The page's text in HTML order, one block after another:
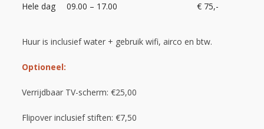
Hele dag
09.00 – 17.00 € 75,-
Huur is inclusief water + gebruik wifi, airco en btw.
Optioneel:
Verrijdbaar TV-scherm: €25,00
Flipover inclusief stiften: €7,50